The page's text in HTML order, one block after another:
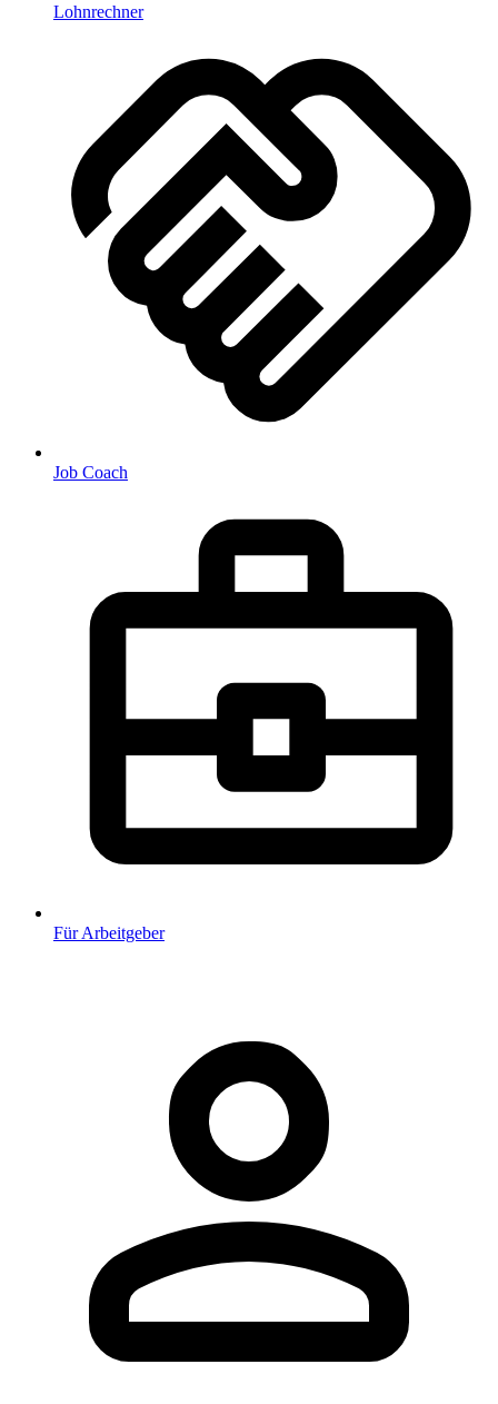
Lohnrechner
Job Coach
Für Arbeitgeber